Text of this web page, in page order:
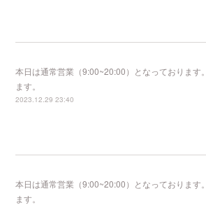
本日は通常営業（9:00~20:00）となっております
ます。
2023.12.29 23:40
本日は通常営業（9:00~20:00）となっております
ます。